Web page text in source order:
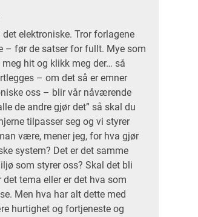
elektroniske. Tror forlagene
– før de satser for fullt. Mye som
hit og klikk meg der… så
– om det så er emner
oss – blir vår nåværende
de andre gjør det” så skal du
tilpasser seg og vi styrer
være, mener jeg, for hva gjør
system? Det er det samme
som styrer oss? Skal det bli
tema eller er det hva som
Men hva har alt dette med
hurtighet og fortjeneste og